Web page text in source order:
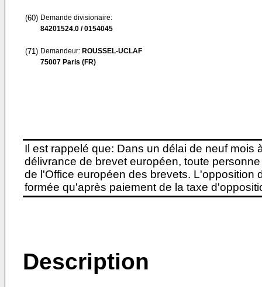
(60) Demande divisionaire:
84201524.0 / 0154045
(71) Demandeur: ROUSSEL-UCLAF
75007 Paris (FR)
Il est rappelé que: Dans un délai de neuf
délivrance de brevet européen, toute
de l'Office européen des brevets. L'opposition
formée qu'après paiement de la taxe
Description